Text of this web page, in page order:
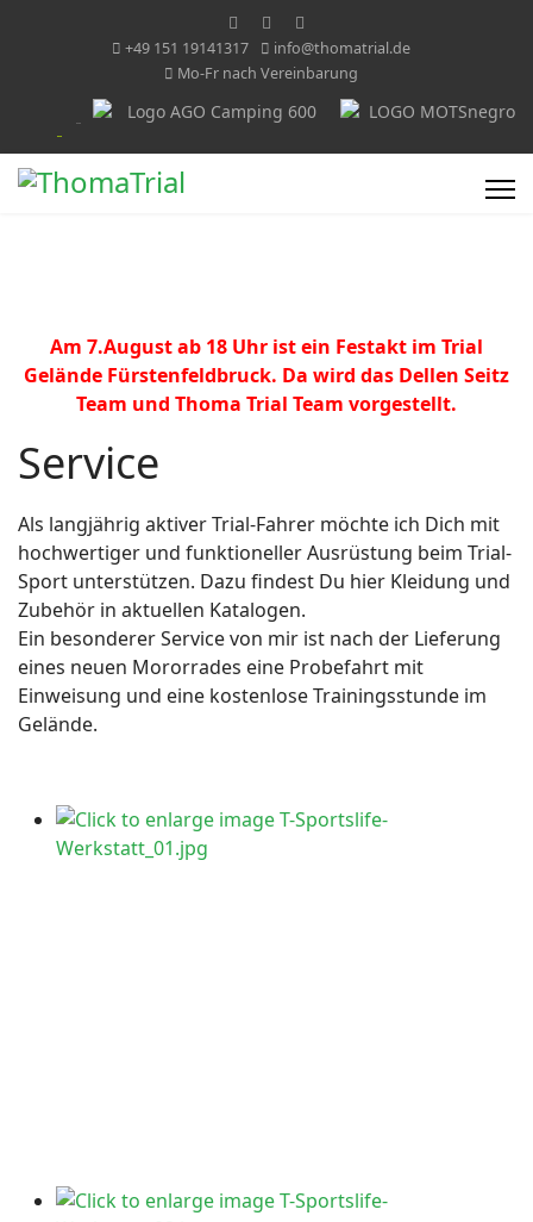
+49 151 19141317
info@thomatrial.de
Mo-Fr nach Vereinbarung
Am 7.August ab 18 Uhr ist ein Festakt im Trial
Gelände Fürstenfeldbruck. Da wird das Dellen Seitz
Team und Thoma Trial Team vorgestellt.
Service
Als langjährig aktiver Trial-Fahrer möchte ich Dich mit
hochwertiger und funktioneller Ausrüstung beim Trial-
Sport unterstützen. Dazu findest Du hier Kleidung und
Zubehör in aktuellen Katalogen.
Ein besonderer Service von mir ist nach der Lieferung
eines neuen Mororrades eine Probefahrt mit
Einweisung und eine kostenlose Trainingsstunde im
Gelände.